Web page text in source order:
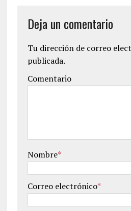
Deja un comentario
Tu dirección de correo
publicada.
Comentario
Nombre*
Correo electrónico*